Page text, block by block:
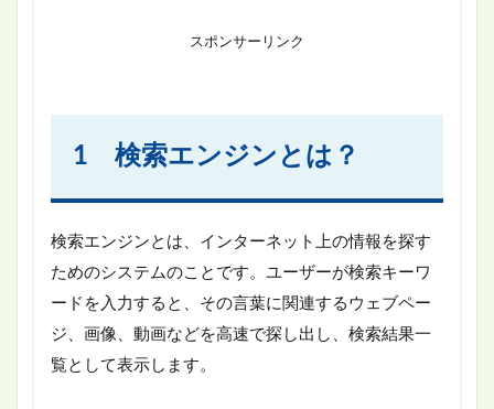
スポンサーリンク
1 検索エンジンとは？
検索エンジンとは、インターネット上の情報を探す
ためのシステムのことです。ユーザーが検索キーワ
ードを入力すると、その言葉に関連するウェブペー
ジ、画像、動画などを高速で探し出し、検索結果一
覧として表示します。